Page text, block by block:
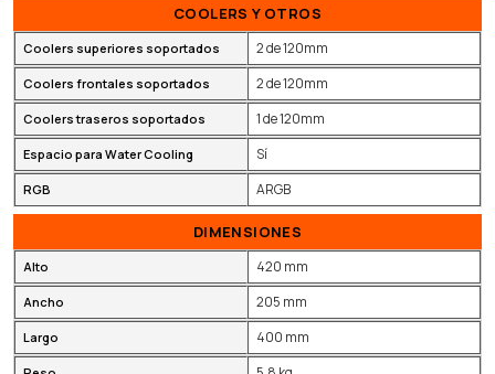
COOLERS Y OTROS
Coolers superiores soportados 2 de 120mm
Coolers frontales soportados 2 de 120mm
Coolers traseros soportados 1 de 120mm
Espacio para Water Cooling Sí
RGB ARGB
DIMENSIONES
Alto 420 mm
Ancho 205 mm
Largo 400 mm